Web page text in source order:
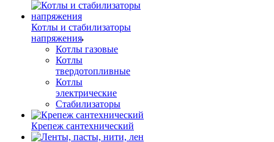
Котлы и стабилизаторы
напряжения
Котлы газовые
Котлы
твердотопливные
Котлы
электрические
Стабилизаторы
Крепеж сантехнический